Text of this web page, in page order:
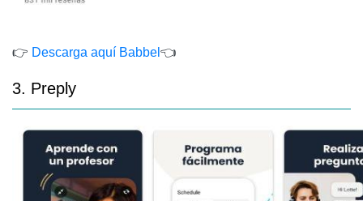
👉 Descarga aquí Babbel 👈
3. Preply